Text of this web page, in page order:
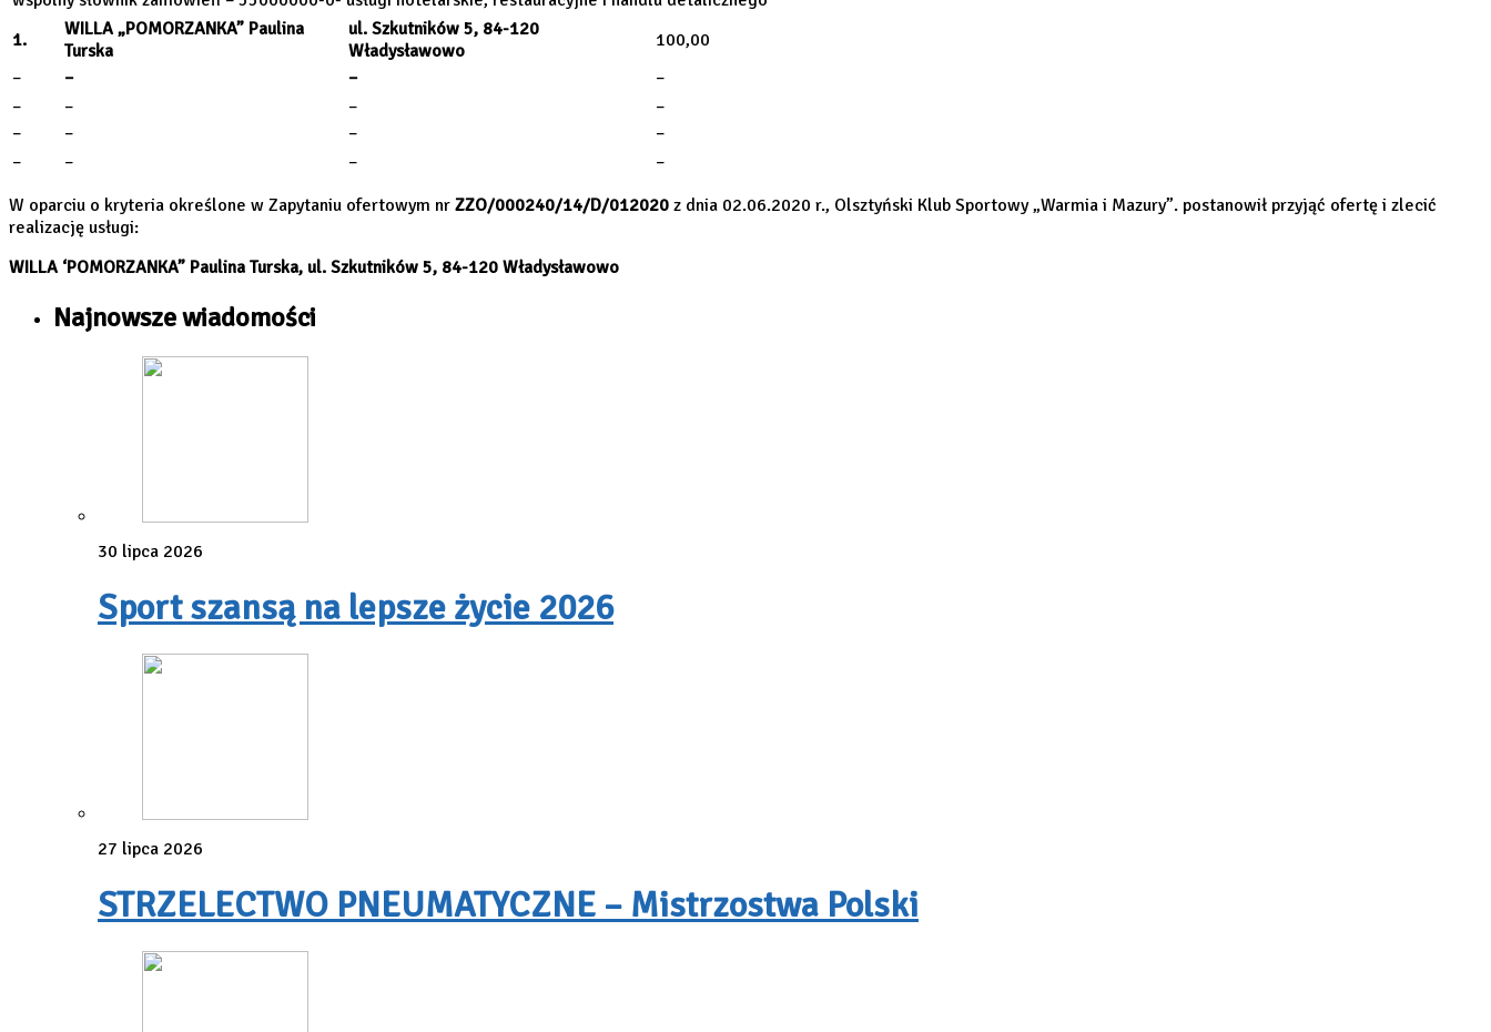
1.
WILLA „POMORZANKA” Paulina
Turska
ul. Szkutników 5, 84-120
Władysławowo
100,00
–
– –
–
–
– –
–
–
– –
–
–
– –
–
W oparciu o kryteria określone w Zapytaniu ofertowym nr ZZO/000240/14/D/012020 z dnia 02.06.2020 r., Olsztyński Klub Sportowy „Warmia i Mazury”. postanowił przyjąć ofertę i zlecić
realizację usługi:
WILLA ‘POMORZANKA” Paulina Turska, ul. Szkutników 5, 84-120 Władysławowo
Najnowsze wiadomości
30 lipca 2026
Sport szansą na lepsze życie 2026
27 lipca 2026
STRZELECTWO PNEUMATYCZNE – Mistrzostwa Polski